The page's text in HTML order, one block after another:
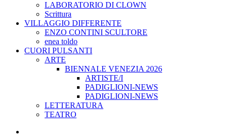
LABORATORIO DI CLOWN
Scrittura
VILLAGGIO DIFFERENTE
ENZO CONTINI SCULTORE
enea toldo
CUORI PULSANTI
ARTE
BIENNALE VENEZIA 2026
ARTISTE/I
PADIGLIONI-NEWS
PADIGLIONI-NEWS
LETTERATURA
TEATRO